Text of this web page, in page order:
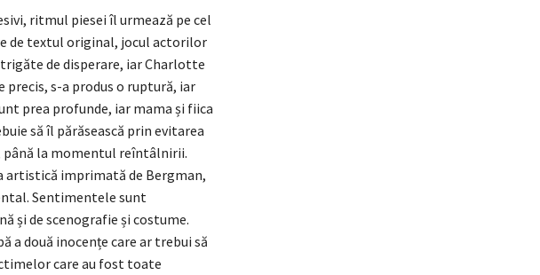
ritmul piesei îl urmează pe cel
de textul original, jocul actorilor
de disperare, iar Charlotte
precis, s-a produs o ruptură, iar
prea profunde, iar mama și fiica
să îl părăsească prin evitarea
până la momentul reîntâlnirii.
artistică imprimată de Bergman,
Sentimentele sunt
și de scenografie și costume.
a două inocențe care ar trebui să
care au fost toate